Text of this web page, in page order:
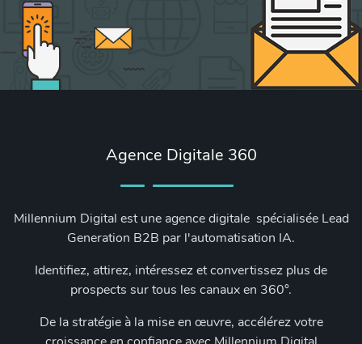
Agence Digitale 360
Millennium Digital est une agence digitale spécialisée Lead
Generation B2B par l'automatisation IA.
Identifiez, attirez, intéressez et convertissez plus de
prospects sur tous les canaux en 360°.
De la stratégie à la mise en œuvre, accélérez votre